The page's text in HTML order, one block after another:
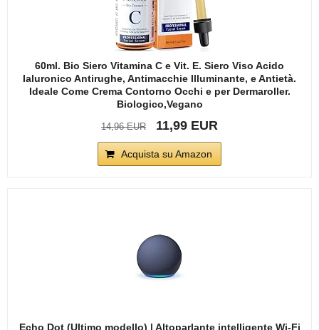
60ml. Bio Siero Vitamina C e Vit. E. Siero Viso Acido
Ialuronico Antirughe, Antimacchie Illuminante, e Antietà.
Ideale Come Crema Contorno Occhi e per Dermaroller.
Biologico,Vegano
14,96 EUR 11,99 EUR
Acquista su Amazon
Echo Dot (Ultimo modello) | Altoparlante intelligente Wi-Fi